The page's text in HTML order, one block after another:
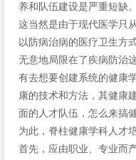
养和队伍建设是严重短缺。
这当然是由于现代医学只
以防病治病的医疗卫生方
无意地局限在了疾病防治
有去想要创建系统的健康
康的技术和方法，其健康
面的人才队伍，怎么来搞
为此，脊柱健康学科人才
首先，应由职业、专业而